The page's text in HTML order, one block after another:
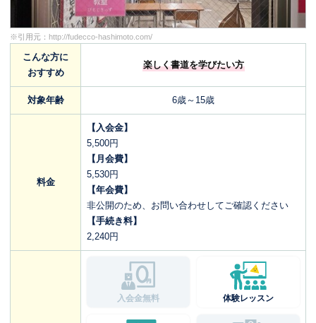
※引用元： http://fudecco-hashimoto.com/
こんな方に
おすすめ
楽しく書道を学びたい方
対象年齢 6歳～15歳
料金
【入会金】
5,500円
【月会費】
5,530円
【年会費】
非公開のため、お問い合わせしてご確認ください
【手続き料】
2,240円
入会金無料 体験レッスン